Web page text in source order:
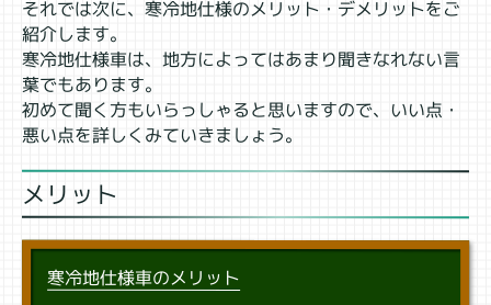
それでは次に、寒冷地仕様のメリット・デメリットをご
紹介します。
寒冷地仕様車は、地方によってはあまり聞きなれない言
葉でもあります。
初めて聞く方もいらっしゃると思いますので、いい点・
悪い点を詳しくみていきましょう。
メリット
寒冷地仕様車のメリット